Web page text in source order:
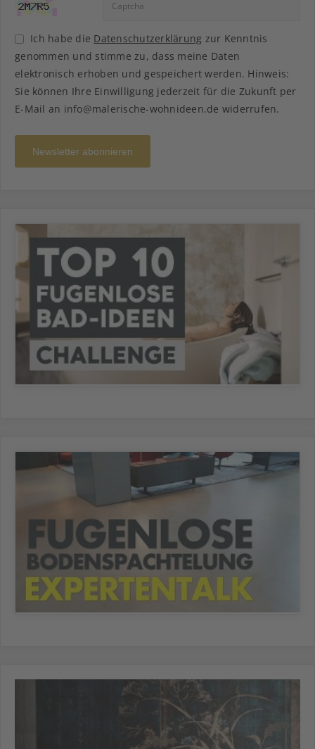
Ich habe die Datenschutzerklärung zur Kenntnis
genommen und stimme zu, dass meine Daten
elektronisch erhoben und gespeichert werden. Hinweis:
Sie können Ihre Einwilligung jederzeit für die Zukunft per
E-Mail an info@malerische-wohnideen.de widerrufen.